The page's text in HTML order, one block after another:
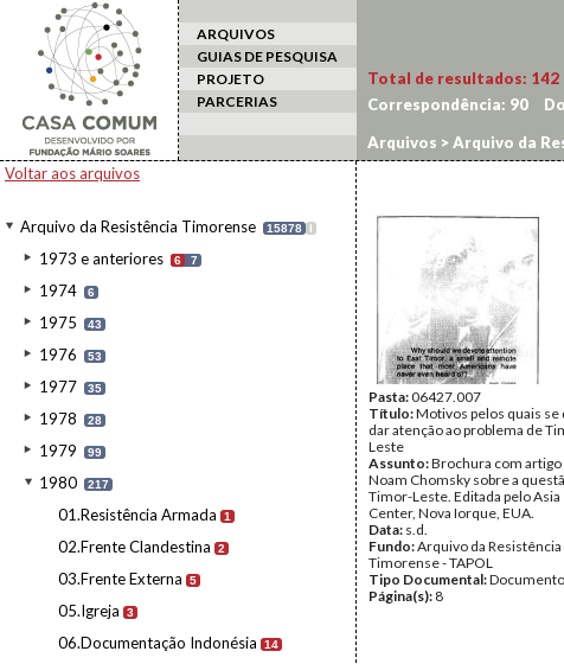
ARQUIVOS
GUIAS DE PESQUISA
PROJETO
PARCERIAS
Voltar aos arquivos
Arquivo da Resistência Timorense 15878 I
1973 e anteriores 6 7
1974 6
1975 43
1976 53
1977 35
1978 28
1979 99
1980 217
01.Resistência Armada 1
02.Frente Clandestina 2
03.Frente Externa 5
05.Igreja 3
06.Documentação Indonésia 14
Total de resultados: 142
Correspondência: 90
Arquivos >Arquivo da
Pasta:06427.007
Título:Motivos pelos quais se
dar atenção ao problema de
Leste
Assunto:Brochura com artigo
Noam Chomsky sobre a
Timor-Leste. Editada pelo Asia
Center, Nova Iorque, EUA.
Data: s.d.
Fundo:Arquivo da Resistência
Timorense - TAPOL
Tipo Documental:
Página(s): 8